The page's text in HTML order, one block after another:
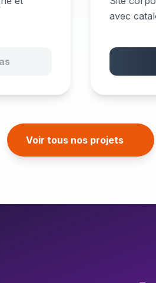
avec
Voir tous nos projets